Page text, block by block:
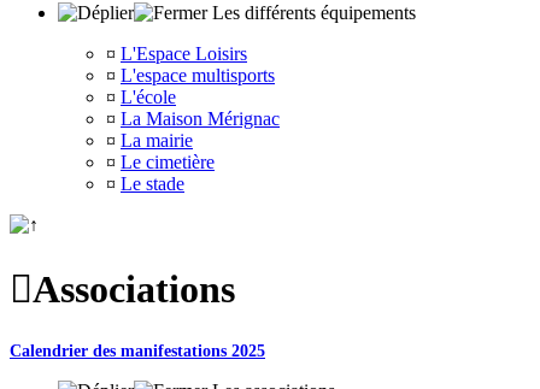
Les différents équipements
¤ L'Espace Loisirs
¤ L'espace multisports
¤ L'école
¤ La Maison Mérignac
¤ La mairie
¤ Le cimetière
¤ Le stade
Associations
Calendrier des manifestations 2025